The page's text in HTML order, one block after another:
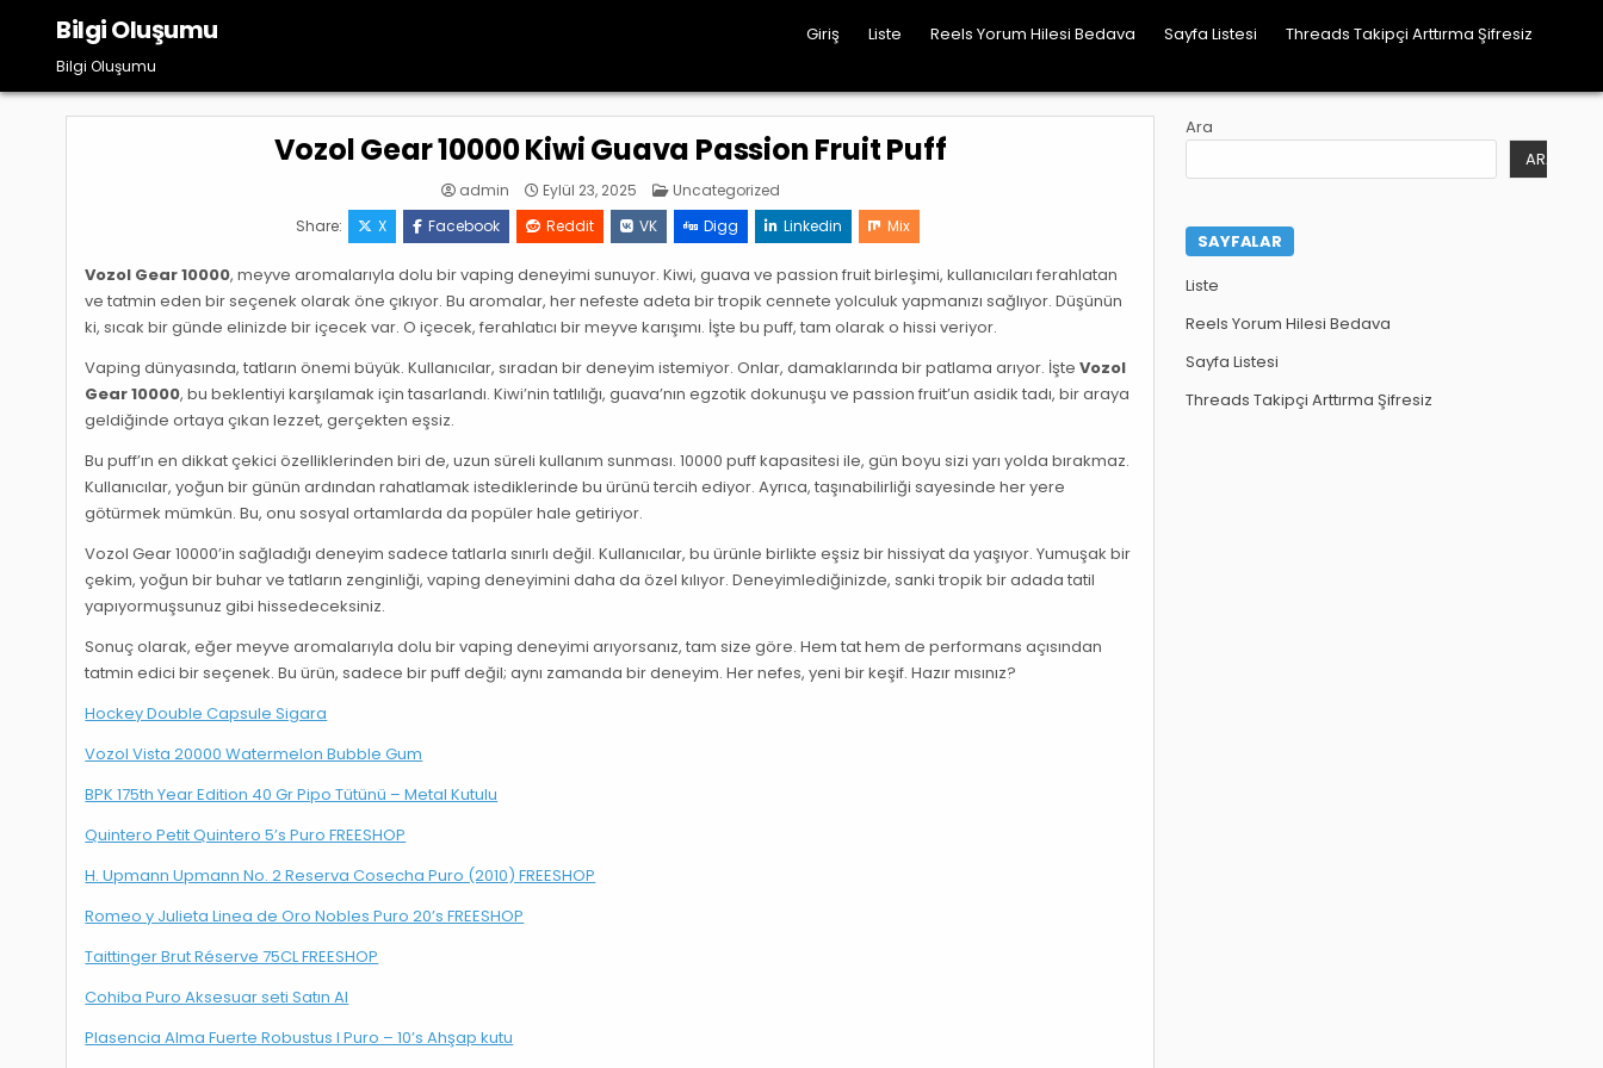
content
Bilgi Oluşumu
Bilgi Oluşumu
Giriş Liste Reels Yorum Hilesi Bedava Sayfa Listesi Threads Takipçi Arttırma Şifresiz
Vozol Gear 10000 Kiwi Guava Passion Fruit Puff
admin Eylül 23, 2025 Posted
Uncategorized
Share:
X Facebook Reddit VK Digg Linkedin Mix
Vozol Gear 10000, meyve aromalarıyla dolu bir vaping deneyimi sunuyor. Kiwi, guava ve passion fruit birleşimi, kullanıcıları ferahlatan
ve tatmin eden bir seçenek olarak öne çıkıyor. Bu aromalar, her nefeste adeta bir tropik cennete yolculuk yapmanızı sağlıyor. Düşünün
ki, sıcak bir günde elinizde bir içecek var. O içecek, ferahlatıcı bir meyve karışımı. İşte bu puff, tam olarak o hissi veriyor.
Vaping dünyasında, tatların önemi büyük. Kullanıcılar, sıradan bir deneyim istemiyor. Onlar, damaklarında bir patlama arıyor. İşteVozol
Gear 10000, bu beklentiyi karşılamak için tasarlandı. Kiwi’nin tatlılığı, guava’nın egzotik dokunuşu ve passion fruit’un asidik tadı, bir araya
geldiğinde ortaya çıkan lezzet, gerçekten eşsiz.
Bu puff’ın en dikkat çekici özelliklerinden biri de, uzun süreli kullanım sunması. 10000 puff kapasitesi ile, gün boyu sizi yarı yolda bırakmaz.
Kullanıcılar, yoğun bir günün ardından rahatlamak istediklerinde bu ürünü tercih ediyor. Ayrıca, taşınabilirliği sayesinde her yere
götürmek mümkün. Bu, onu sosyal ortamlarda da popüler hale getiriyor.
Vozol Gear 10000’in sağladığı deneyim sadece tatlarla sınırlı değil. Kullanıcılar, bu ürünle birlikte eşsiz bir hissiyat da yaşıyor. Yumuşak bir
çekim, yoğun bir buhar ve tatların zenginliği, vaping deneyimini daha da özel kılıyor. Deneyimlediğinizde, sanki tropik bir adada tatil
yapıyormuşsunuz gibi hissedeceksiniz.
Sonuç olarak, eğer meyve aromalarıyla dolu bir vaping deneyimi arıyorsanız, tam size göre. Hem tat hem de performans açısından
tatmin edici bir seçenek. Bu ürün, sadece bir puff değil; aynı zamanda bir deneyim. Her nefes, yeni bir keşif. Hazır mısınız?
Hockey Double Capsule Sigara
Vozol Vista 20000 Watermelon Bubble Gum
BPK 175th Year Edition 40 Gr Pipo Tütünü – Metal Kutulu
Quintero Petit Quintero 5’s Puro FREESHOP
H. Upmann Upmann No. 2 Reserva Cosecha Puro (2010) FREESHOP
Romeo y Julieta Linea de Oro Nobles Puro 20’s FREESHOP
Taittinger Brut Réserve 75CL FREESHOP
Cohiba Puro Aksesuar seti Satın Al
Plasencia Alma Fuerte Robustus I Puro – 10’s Ahşap kutu
Ara
ARA
SAYFALAR
Liste
Reels Yorum Hilesi Bedava
Sayfa Listesi
Threads Takipçi Arttırma Şifresiz